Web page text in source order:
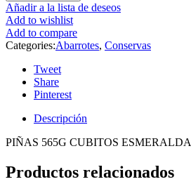
Añadir a la lista de deseos
Add to wishlist
Add to compare
Categories:Abarrotes, Conservas
Tweet
Share
Pinterest
Descripción
PIÑAS 565G CUBITOS ESMERALDA
Productos relacionados